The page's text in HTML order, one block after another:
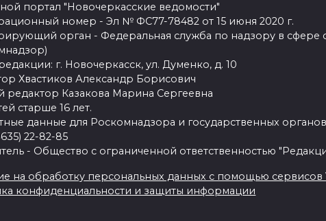
портал "Новочеркасские ведомости"
номер - Эл № ФС77-78482 от 15 июня 2020 г.
орган - Федеральная служба по надзору в
г. Новочеркасск, ул. Думенко, д. 10
Хвастиков Александр Борисович
редактор Казакова Марина Сергеевна
старше 16 лет.
данные для Роскомнадзора и государственных
22-82-85
- Общество с ограниченной ответственностью
на обработку персональных данных с помощью сервисов
конфиденциальности и защиты информации